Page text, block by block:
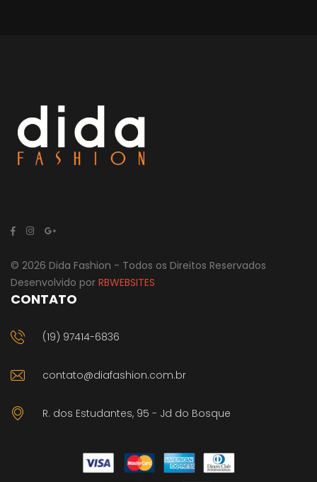
© 2026 Dida Fashion - Todos os Direitos Reservados
Desenvolvido por RBWEBSITES
CONTATO
(19) 97414-6836
contato@diafashion.com.br
R. dos Estudantes, 95 - Jd do Bosque